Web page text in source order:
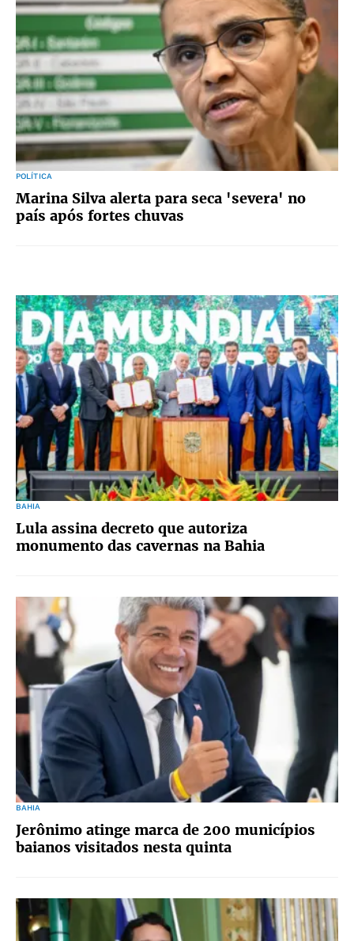
POLÍTICA
Marina Silva alerta para seca 'severa' no
país após fortes chuvas
BAHIA
Lula assina decreto que autoriza
monumento das cavernas na Bahia
BAHIA
Jerônimo atinge marca de 200 municípios
baianos visitados nesta quinta